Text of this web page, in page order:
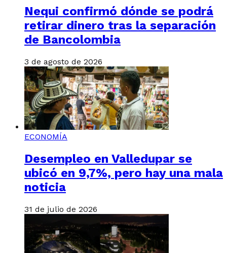
Nequi confirmó dónde se podrá
retirar dinero tras la separación
de Bancolombia
3 de agosto de 2026
ECONOMÍA
Desempleo en Valledupar se
ubicó en 9,7%, pero hay una mala
noticia
31 de julio de 2026